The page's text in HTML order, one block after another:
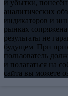
и убытки,
аналитических
индикаторов и
рынках
результаты не
будущем. При
пользователь
и полагаться на
сайта вы можете